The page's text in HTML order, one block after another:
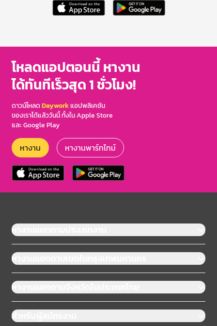
โหลดแอปตอนนี้ หางาน
ได้ทันทีเร็วสุด 1 ชั่วโมง!
ดาวน์โหลดDayworkแอปพลิเคชัน
ของเราได้แล้ววันนี้ ทั้งใน Apple Store
และ Google Play
หางาน หางานพาร์ทไทม์
หางานแยกตามประเภทงาน
หางานแยกตามเขตในกรุงเทพมหานคร
หางานแยกตามจังหวัดในประเทศไทย
สำหรับผู้สมัครงาน